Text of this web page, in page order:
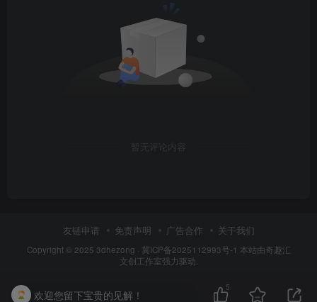
暂无评论内容
友链申请 免责声明 广告合作 关于我们
Copyright © 2025 3dhezong · 冀ICP备2025112993号-1 本站由奇趣汇
文创工作室强力驱动.
欢迎您留下宝贵的见解！
5